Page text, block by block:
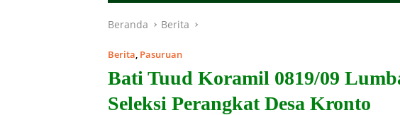
Beranda Berita
Berita, Pasuruan
Bati Tuud Koramil 0819/09
Seleksi Perangkat Desa Kronto